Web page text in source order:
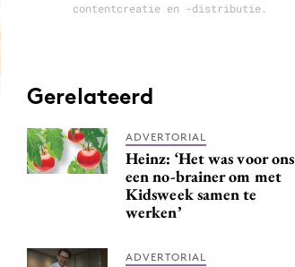
contentcreatie en -distributie.
Gerelateerd
ADVERTORIAL
Heinz: ‘Het was voor ons
een no-brainer om met
Kidsweek samen te
werken’
ADVERTORIAL